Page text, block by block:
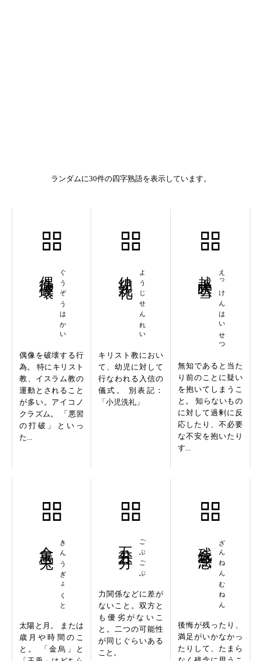
ランダムに30件の四字熟語を表示しています。
ぐうぞうはかい
偶像を破壊する行
為。 特にキリスト
教、イスラム教の
運動とされること
が多い。アイコノ
クラズム。 「悪習
の打破」といっ
た...
ようじせんれい
キリスト教におい
て、幼児に対して
行なわれる入信の
儀式。 別表記：
「小児洗礼」
えっけんはいせつ
無知であると当た
り前のことに疑い
を抱いてしまうこ
と。 知らないもの
に対して過剰に反
応したり、不必要
な不安を抱いたり
す...
きんうぎょくと
太陽と月。 または
歳月や時間のこ
と。 「金烏」と
ごぶごぶ
力関係などに差が
ないこと。双方と
も優劣がないこ
と。二つの可能性
が同じぐらいある
こと。
ざんねんむねん
後悔が残ったり、
満足がいかなかっ
たりして、たまら